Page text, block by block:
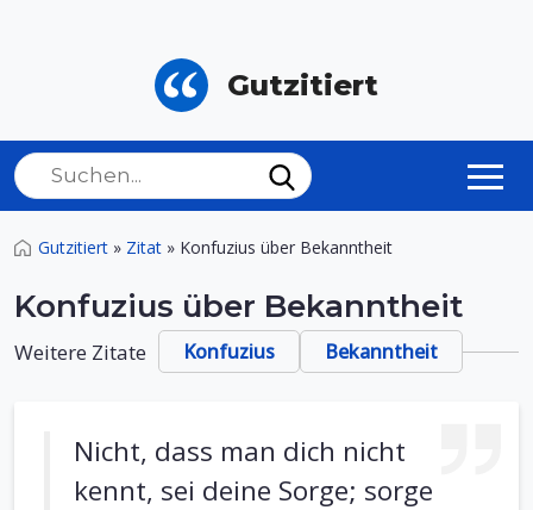
Gutzitiert
Gutzitiert » Zitat » Konfuzius über Bekanntheit
Konfuzius über Bekanntheit
Weitere Zitate Konfuzius Bekanntheit
Nicht, dass man dich nicht
kennt, sei deine Sorge; sorge